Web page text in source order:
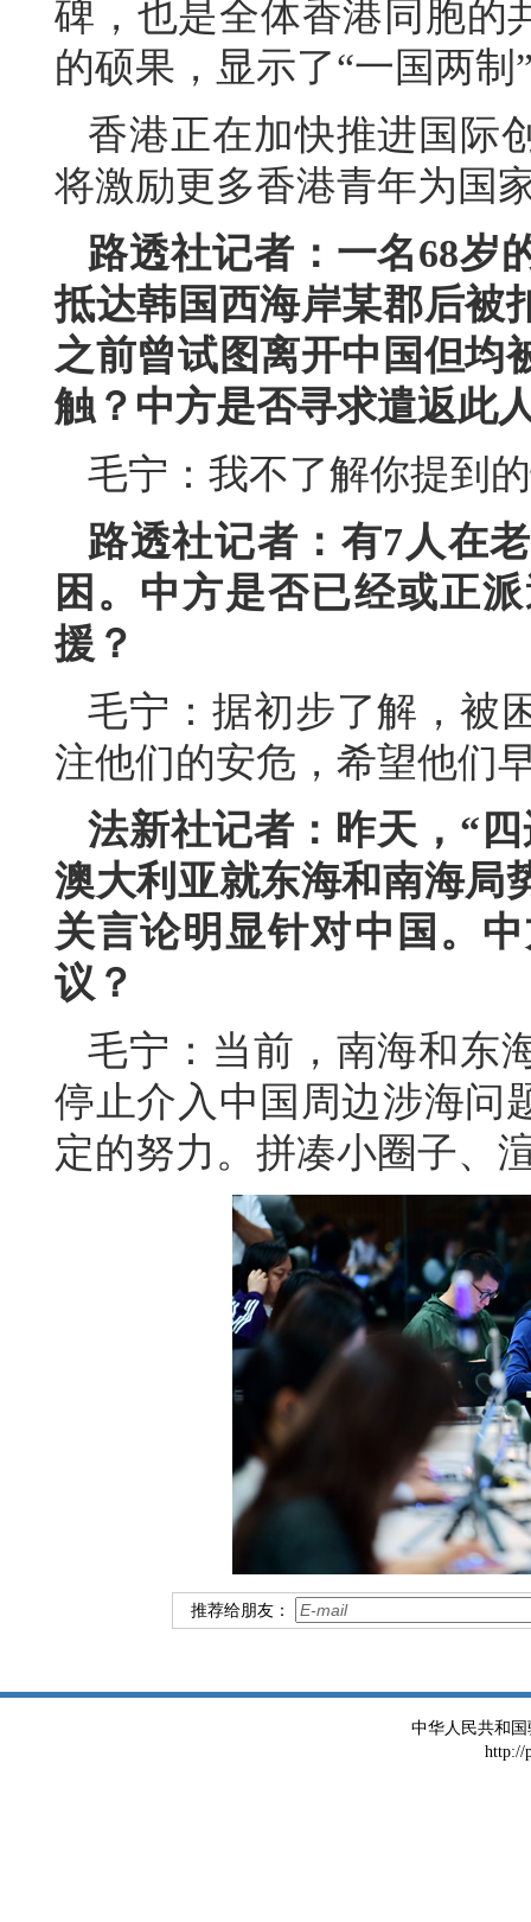
碑，也是全体香港同胞的
的硕果，显示了“一国两
香港正在加快推进国际
将激励更多香港青年为国
路透社记者：一名68岁
抵达韩国西海岸某郡后被
之前曾试图离开中国但均
触？中方是否寻求遣返此
毛宁：我不了解你提到
路透社记者：有7人在
困。中方是否已经或正
援？
毛宁：据初步了解，被
注他们的安危，希望他们
法新社记者：昨天，“
澳大利亚就东海和南海局
关言论明显针对中国。
议？
毛宁：当前，南海和东
停止介入中国周边涉海问
定的努力。拼凑小圈子、
推荐给朋友：
中华人民共和
http://